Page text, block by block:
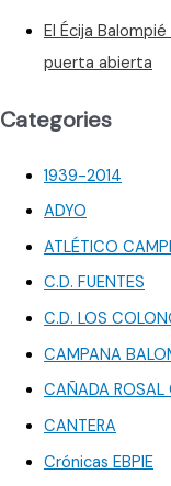
El Écija
puerta abierta
Categories
1939-2014
ADYO
ATLÉTICO
C.D. FUENTES
C.D. LOS
CAMPANA
CAÑADA ROSAL
CANTERA
Crónicas EBPIE